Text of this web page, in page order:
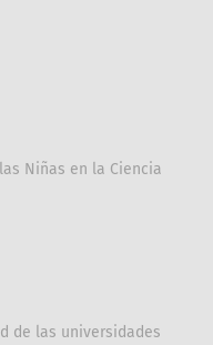
Niñas en la Ciencia
de las universidades